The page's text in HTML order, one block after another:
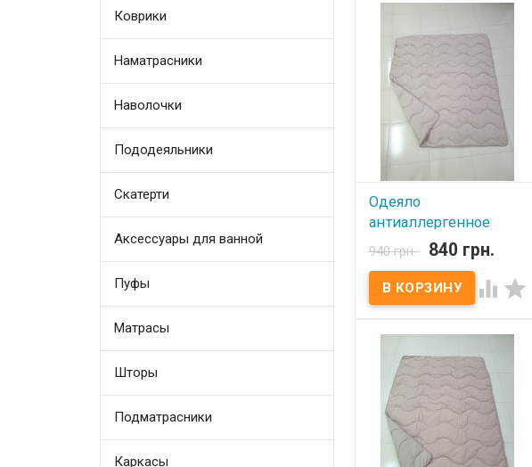
Коврики
Наматрасники
Наволочки
Пододеяльники
Скатерти
Аксессуары для ванной
Пуфы
Матрасы
Шторы
Подматрасники
Каркасы
Lorine 195х215 см Розмір:
бязь, 100% хлопок
Наполнитель:
антиаллергенное волокно
Плотность: 350 г.м.кв. Вага:
2800 г Упаковка: ПВХ сумка
Производитель: Lorine
(Турция)
Одеяло
антиаллергенное
Lorine 155х215 см
бежевое
В наличии
бязь, 100% хлопок
Наполнитель:
антиаллергенное волокно
Плотность: 350 г.м.кв. Вага:
2100 г Упаковка: ПВХ сумка
Производитель: Lorine
(Турция)
940 грн. 840 грн.
 